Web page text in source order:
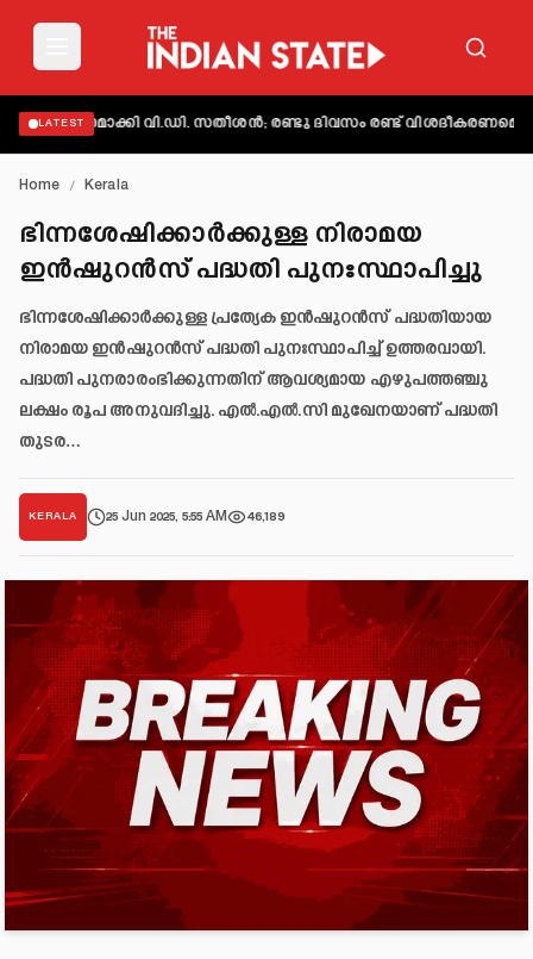
LATEST വി.ഡി. സതീശൻ; രണ്ടു ദിവസം രണ്ട് വിശദീകരണമെന്ന്
Home / Kerala
ഭിന്നശേഷിക്കാർക്കുള്ള നിരാമയ
ഇൻഷുറൻസ് പദ്ധതി പുനഃസ്ഥാപിച്ചു
ഭിന്നശേഷിക്കാർക്കുള്ള പ്രത്യേക ഇൻഷുറൻസ് പദ്ധതിയായ
നിരാമയ ഇൻഷുറൻസ് പദ്ധതി പുനഃസ്ഥാപിച്ച് ഉത്തരവായി.
പദ്ധതി പുനരാരംഭിക്കുന്നതിന് ആവശ്യമായ എഴുപത്തഞ്ചു
ലക്ഷം രൂപ അനുവദിച്ചു. എൽ.എൽ.സി മുഖേനയാണ് പദ്ധതി
തുടര…
KERALA 25 Jun 2025, 5:55 AM 46,189